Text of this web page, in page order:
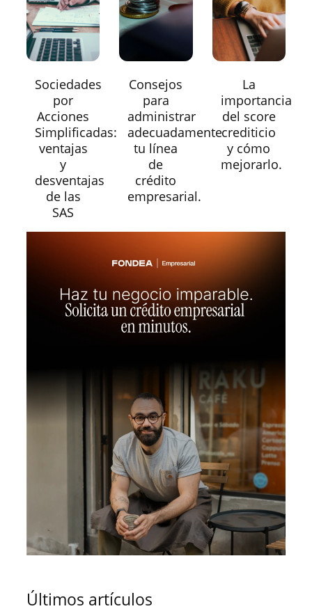
Sociedades
por
Acciones
Simplificadas:
ventajas
y
desventajas
de las
SAS
Consejos
para
administrar
adecuadamente
tu línea
de
crédito
empresarial.
La
importancia
del score
crediticio
y cómo
mejorarlo.
Últimos artículos